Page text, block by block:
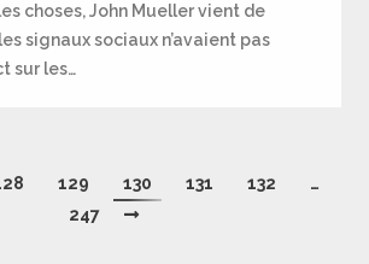
choses, John Mueller vient de
signaux sociaux n’avaient pas
sur les…
129 130 131 132
…
247